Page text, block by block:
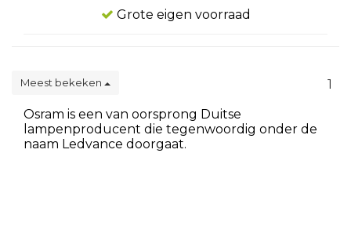
Grote eigen voorraad
Meest bekeken
1
Osram is een van oorsprong Duitse
lampenproducent die tegenwoordig onder de
naam Ledvance doorgaat.